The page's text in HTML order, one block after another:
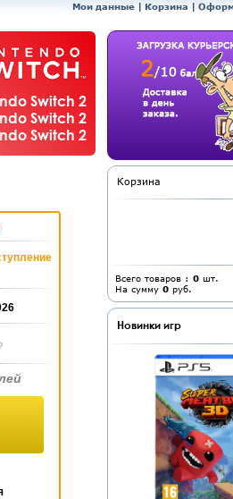
Мои данные | Корзина |
Switch 2
Switch 2
Switch 2
Корзина
Всего товаров : 0 шт.
На сумму 0 руб.
Новинки игр